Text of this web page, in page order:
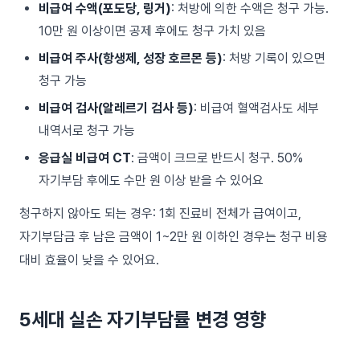
비급여 수액(포도당, 링거): 처방에 의한 수액은 청구 가능.
10만 원 이상이면 공제 후에도 청구 가치 있음
비급여 주사(항생제, 성장 호르몬 등): 처방 기록이 있으면
청구 가능
비급여 검사(알레르기 검사 등): 비급여 혈액검사도 세부
내역서로 청구 가능
응급실 비급여 CT: 금액이 크므로 반드시 청구. 50%
자기부담 후에도 수만 원 이상 받을 수 있어요
청구하지 않아도 되는 경우: 1회 진료비 전체가 급여이고,
자기부담금 후 남은 금액이 1~2만 원 이하인 경우는 청구 비용
대비 효율이 낮을 수 있어요.
5세대 실손 자기부담률 변경 영향